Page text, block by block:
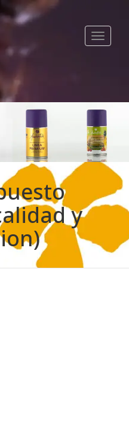
Toggle
y